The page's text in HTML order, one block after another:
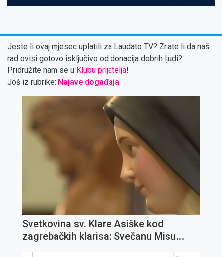
Jeste li ovaj mjesec uplatili za Laudato TV? Znate li da naš
rad ovisi gotovo isključivo od donacija dobrih ljudi?
Pridružite nam se u Klubu prijatelja!
Još iz rubrike: Najave događaja
Svetkovina sv. Klare Asiške kod
zagrebačkih klarisa: Svečanu Misu